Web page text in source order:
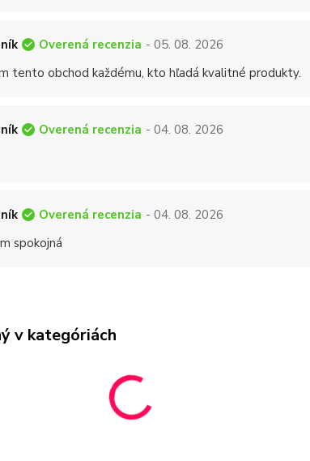
Overená recenzia - 05. 08. 2026
tento obchod každému, kto hľadá kvalitné produkty.
Overená recenzia - 04. 08. 2026
Overená recenzia - 04. 08. 2026
spokojná
v kategóriách